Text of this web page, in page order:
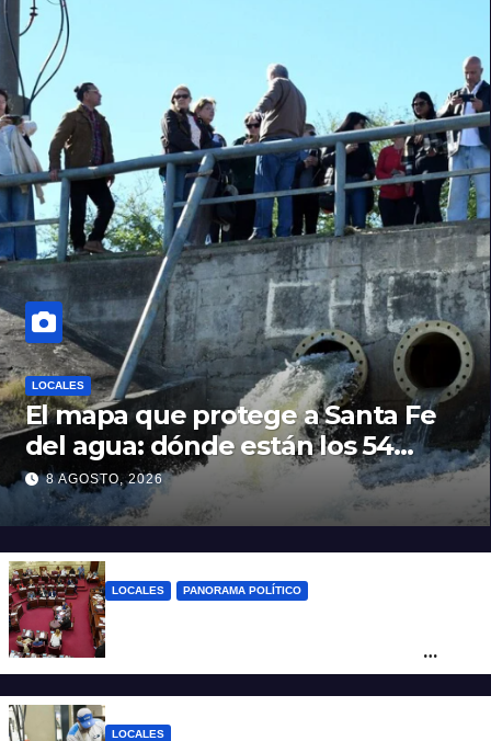
LOCALES
El mapa que protege a Santa Fe
del agua: dónde están los 54
puntos de bombeo
8 AGOSTO, 2026
LOCALES PANORAMA POLÍTICO
Santa Fe
LOCALES